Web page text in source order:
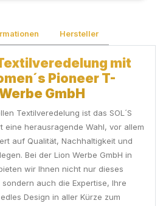
Hersteller
mit
Pioneer T-
GmbH
Textilveredelung ist das SOL´S
eine herausragende Wahl, vor allem
auf Qualität, Nachhaltigkeit und
Bei der Lion Werbe GmbH in
wir Ihnen nicht nur dieses
auch die Expertise, Ihre
Design in aller Kürze zum